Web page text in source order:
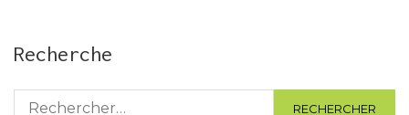
Recherche
Rechercher :